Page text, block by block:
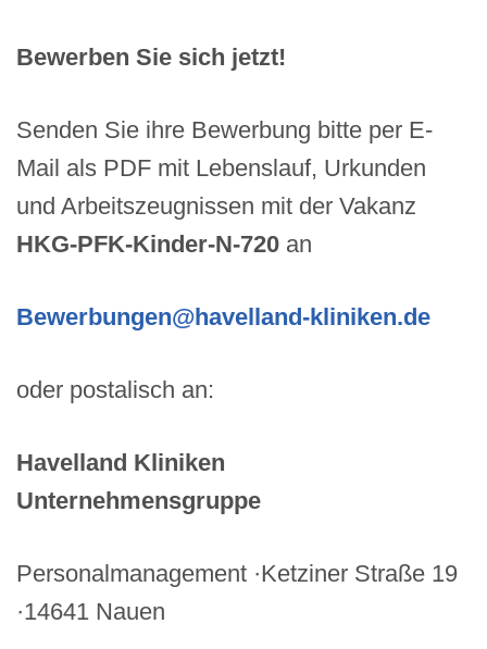
Bewerben Sie sich jetzt!
Senden Sie ihre Bewerbung bitte per E-
Mail als PDF mit Lebenslauf, Urkunden
und Arbeitszeugnissen mit der Vakanz
HKG-PFK-Kinder-N-720 an
Bewerbungen@havelland-kliniken.de
oder postalisch an:
Havelland Kliniken
Unternehmensgruppe
Personalmanagement ·Ketziner Straße 19
·14641 Nauen